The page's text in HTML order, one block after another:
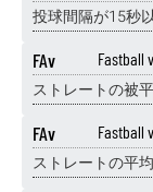
投球間隔が15秒
FAv Fastball
ストレートの被
FAv Fastball
ストレートの平